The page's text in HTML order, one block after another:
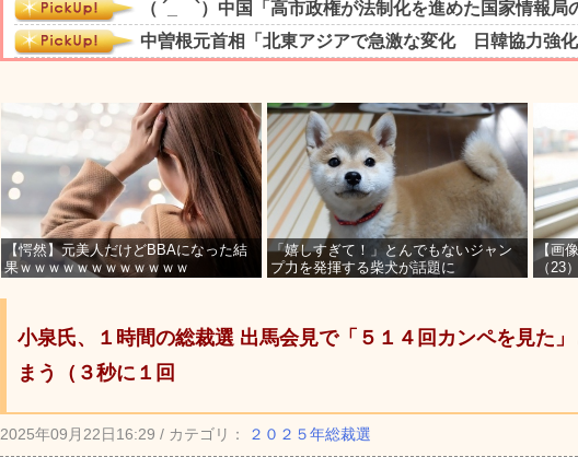
【愕然】元美人だけどBBAになった結
果ｗｗｗｗｗｗｗｗｗｗｗｗ
「嬉しすぎて！」とんでもないジャン
プ力を発揮する柴犬が話題に
【画
（23
小泉氏、１時間の総裁選 出馬会見で「５１４回カンペを見た
まう（３秒に１回
2025年09月22日16:29 / カテゴリ： ２０２５年総裁選